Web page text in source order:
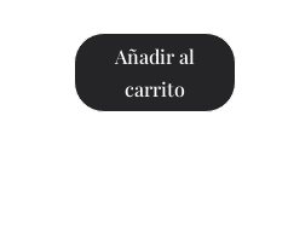
Añadir al
carrito